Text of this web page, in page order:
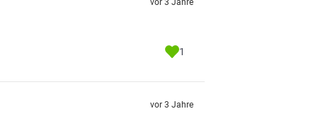
vor 3 Jahre
1
vor 3 Jahre